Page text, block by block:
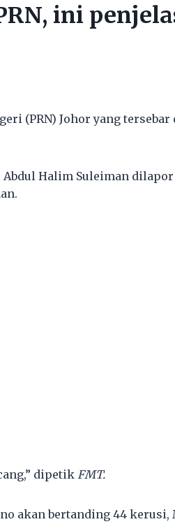
ini
(PRN) Johor yang
Abdul Halim Suleiman
dipetik FMT.
akan bertanding 44 kerusi,